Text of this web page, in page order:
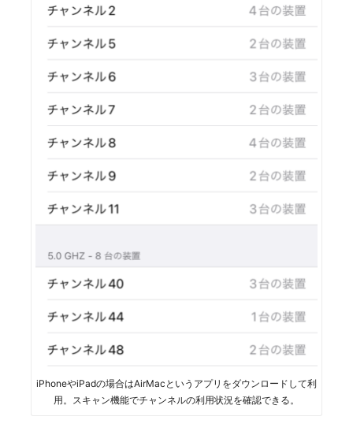
iPhoneやiPadの場合はAirMacというアプリをダウンロードして利
用。スキャン機能でチャンネルの利用状況を確認できる。